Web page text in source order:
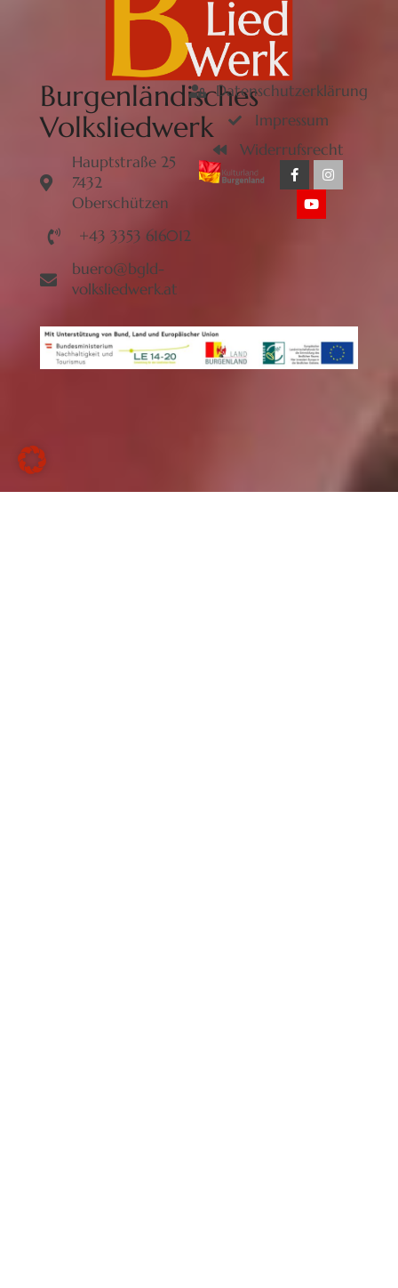
Burgenländisches
Volksliedwerk
Hauptstraße 25
7432
Oberschützen
+43 3353 616012
buero@bgld-
volksliedwerk.at
Datenschutzerklärung
Impressum
Widerrufsrecht